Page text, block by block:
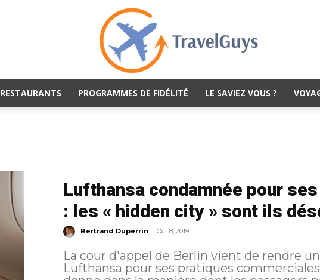
RESTAURANTS PROGRAMMES DE FIDÉLITÉ LE SAVIEZ VOUS ?
Lufthansa condamnée pour
: les « hidden city » sont ils
Bertrand Duperrin - Oct 8, 2019
La cour d'appel de Berlin vient de rendre
Lufthansa pour ses pratiques